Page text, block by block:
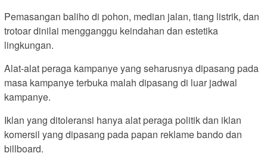
Pemasangan baliho di pohon, median jalan, tiang listrik, dan
trotoar dinilai mengganggu keindahan dan estetika
lingkungan.
Alat-alat peraga kampanye yang seharusnya dipasang pada
masa kampanye terbuka malah dipasang di luar jadwal
kampanye.
Iklan yang ditoleransi hanya alat peraga politik dan iklan
komersil yang dipasang pada papan reklame bando dan
billboard.